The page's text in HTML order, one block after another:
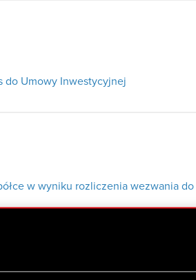
do Umowy Inwestycyjnej
w wyniku rozliczenia wezwania do